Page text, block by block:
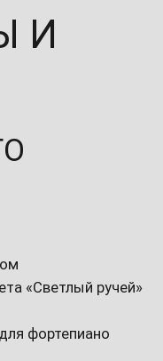
И
«Светлый ручей»
фортепиано